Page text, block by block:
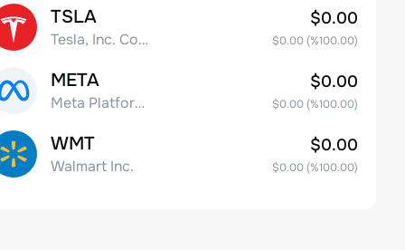
TSLA
Tesla, Inc. Common Stock
$0.00
$0.00(%100.00)
META
Meta Platforms, Inc. Class A Common Stock
$0.00
$0.00(%100.00)
WMT
Walmart Inc.
$0.00
$0.00(%100.00)